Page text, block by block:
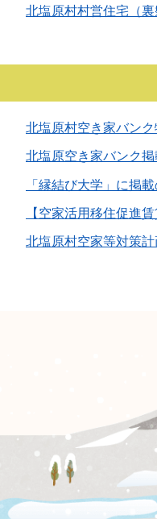
北塩原村村営住宅（
北塩原村空き家バン
北塩原空き家バンク
「縁結び大学」に掲
【空家活用移住促進
北塩原村空家等対策